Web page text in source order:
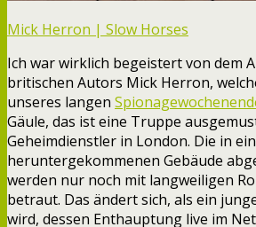
Mick Herron | Slow Horses
Ich war wirklich begeistert von dem
britischen Autors Mick Herron,
unseres langen
Gäule, das ist eine Truppe
Geheimdienstler in London. Die in
heruntergekommenen Gebäude
werden nur noch mit langweiligen
betraut. Das ändert sich, als ein
wird, dessen Enthauptung live im